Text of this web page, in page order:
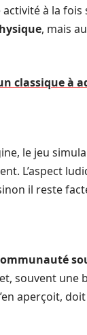
activité à la
, mais
classique à
le jeu
L’aspect
il reste
souvent une
aperçoit,